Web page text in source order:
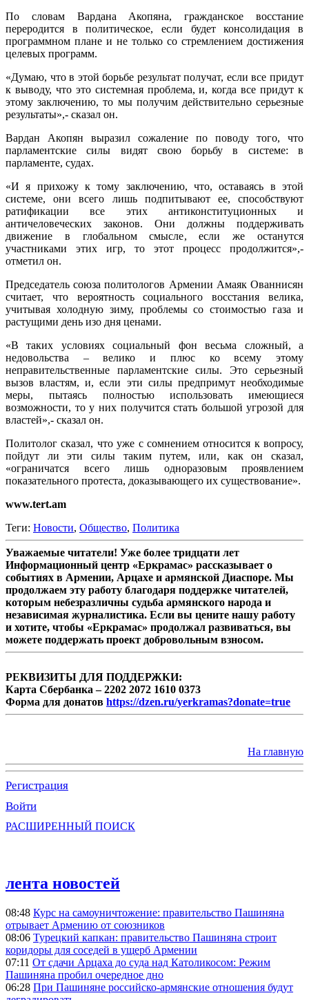
По словам Вардана Акопяна, гражданское восстание
переродится в политическое, если будет консолидация в
программном плане и не только со стремлением достижения
целевых программ.
«Думаю, что в этой борьбе результат получат, если все придут
к выводу, что это системная проблема, и, когда все придут к
этому заключению, то мы получим действительно серьезные
результаты»,- сказал он.
Вардан Акопян выразил сожаление по поводу того, что
парламентские силы видят свою борьбу в системе: в
парламенте, судах.
«И я прихожу к тому заключению, что, оставаясь в этой
системе, они всего лишь подпитывают ее, способствуют
ратификации все этих антиконституционных и
античеловеческих законов. Они должны поддерживать
движение в глобальном смысле, если же останутся
участниками этих игр, то этот процесс продолжится»,-
отметил он.
Председатель союза политологов Армении Амаяк Ованнисян
считает, что вероятность социального восстания велика,
учитывая холодную зиму, проблемы со стоимостью газа и
растущими день изо дня ценами.
«В таких условиях социальный фон весьма сложный, а
недовольства – велико и плюс ко всему этому
неправительственные парламентские силы. Это серьезный
вызов властям, и, если эти силы предпримут необходимые
меры, пытаясь полностью использовать имеющиеся
возможности, то у них получится стать большой угрозой для
властей»,- сказал он.
Политолог сказал, что уже с сомнением относится к вопросу,
пойдут ли эти силы таким путем, или, как он сказал,
«ограничатся всего лишь одноразовым проявлением
показательного протеста, доказывающего их существование».
www.tert.am
Теги: Новости, Общество, Политика
Уважаемые читатели! Уже более тридцати лет
Информационный центр «Еркрамас» рассказывает о
событиях в Армении, Арцахе и армянской Диаспоре. Мы
продолжаем эту работу благодаря поддержке читателей,
которым небезразличны судьба армянского народа и
независимая журналистика. Если вы цените нашу работу
и хотите, чтобы «Еркрамас» продолжал развиваться, вы
можете поддержать проект добровольным взносом.
РЕКВИЗИТЫ ДЛЯ ПОДДЕРЖКИ:
Карта Сбербанка – 2202 2072 1610 0373
Форма для донатов https://dzen.ru/yerkramas?donate=true
На главную
Регистрация
Войти
РАСШИРЕННЫЙ ПОИСК
лента новостей
08:48 Курс на самоуничтожение: правительство Пашиняна
отрывает Армению от союзников
08:06 Турецкий капкан: правительство Пашиняна строит
коридоры для соседей в ущерб Армении
07:11 От сдачи Арцаха до суда над Католикосом: Режим
Пашиняна пробил очередное дно
06:28 При Пашиняне российско-армянские отношения будут